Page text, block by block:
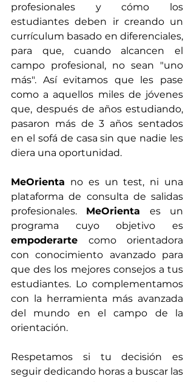
profesionales y cómo los
estudiantes deben ir creando un
currículum basado en diferenciales,
para que, cuando alcancen el
campo profesional, no sean "uno
más". Así evitamos que les pase
como a aquellos miles de jóvenes
que, después de años estudiando,
pasaron más de 3 años sentados
en el sofá de casa sin que nadie les
diera una oportunidad.
MeOrienta no es un test, ni una
plataforma de consulta de salidas
profesionales. MeOrienta es un
empoderarte como orientadora
con conocimiento avanzado para
que des los mejores consejos a tus
estudiantes. Lo complementamos
con la herramienta más avanzada
del mundo en el campo de la
orientación.
Respetamos si tu decisión es
seguir dedicando horas a buscar las